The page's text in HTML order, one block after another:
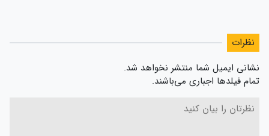
نظرات
نشانی ایمیل شما منتشر نخواهد شد.
تمام فیلدها اجباری می‌باشند.